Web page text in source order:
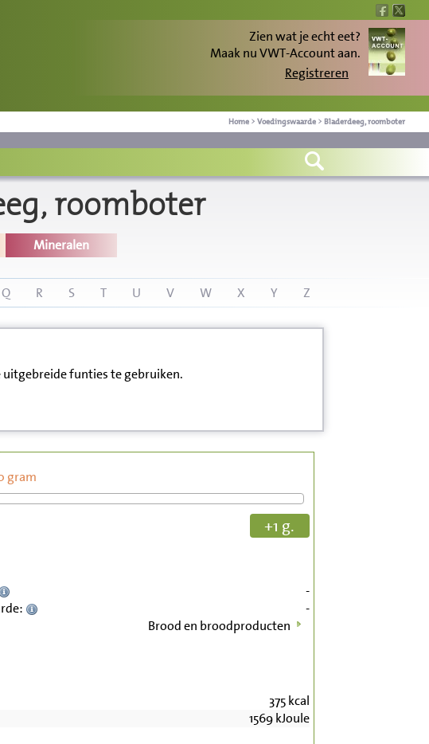
Zien wat je echt eet?
Maak nu VWT-Account aan.
Registreren
Home > Voedingswaarde > Bladerdeeg, roomboter
roomboter
Mineralen
Q R S T U V W X Y Z
uitgebreide funties te gebruiken.
gram
+1 g.
-
-
Brood en broodproducten
375kcal
1569kJoule